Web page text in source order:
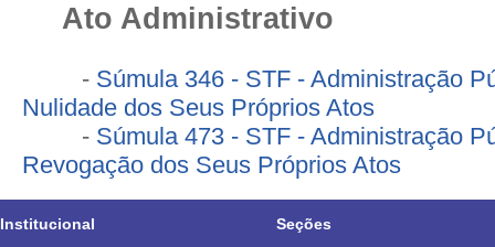
Ato Administrativo
- Súmula 346 - STF - Administração
Nulidade dos Seus Próprios Atos
- Súmula 473 - STF - Administração
Revogação dos Seus Próprios Atos
Institucional Seções